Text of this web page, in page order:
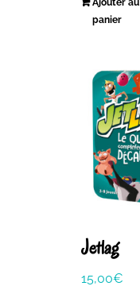
Ajouter au
panier
Jetlag
15,00€